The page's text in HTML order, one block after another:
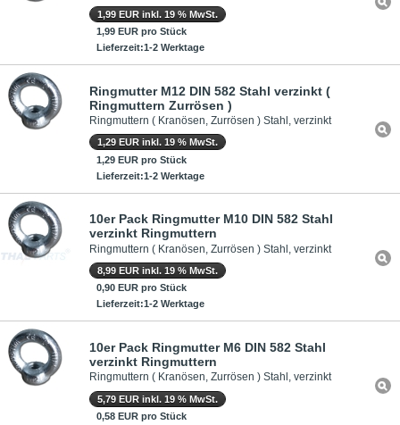
1,99 EUR inkl. 19 % MwSt.
1,99 EUR pro Stück
Lieferzeit:1-2 Werktage
Ringmutter M12 DIN 582 Stahl verzinkt (
Ringmuttern Zurrösen )
Ringmuttern ( Kranösen, Zurrösen ) Stahl, verzinkt
1,29 EUR inkl. 19 % MwSt.
1,29 EUR pro Stück
Lieferzeit:1-2 Werktage
10er Pack Ringmutter M10 DIN 582 Stahl
verzinkt Ringmuttern
Ringmuttern ( Kranösen, Zurrösen ) Stahl, verzinkt
8,99 EUR inkl. 19 % MwSt.
0,90 EUR pro Stück
Lieferzeit:1-2 Werktage
10er Pack Ringmutter M6 DIN 582 Stahl
verzinkt Ringmuttern
Ringmuttern ( Kranösen, Zurrösen ) Stahl, verzinkt
5,79 EUR inkl. 19 % MwSt.
0,58 EUR pro Stück